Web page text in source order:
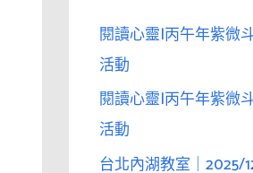
閱讀心靈|丙午年紫微
活動
閱讀心靈|丙午年紫微
活動
台北內湖教室｜2025/